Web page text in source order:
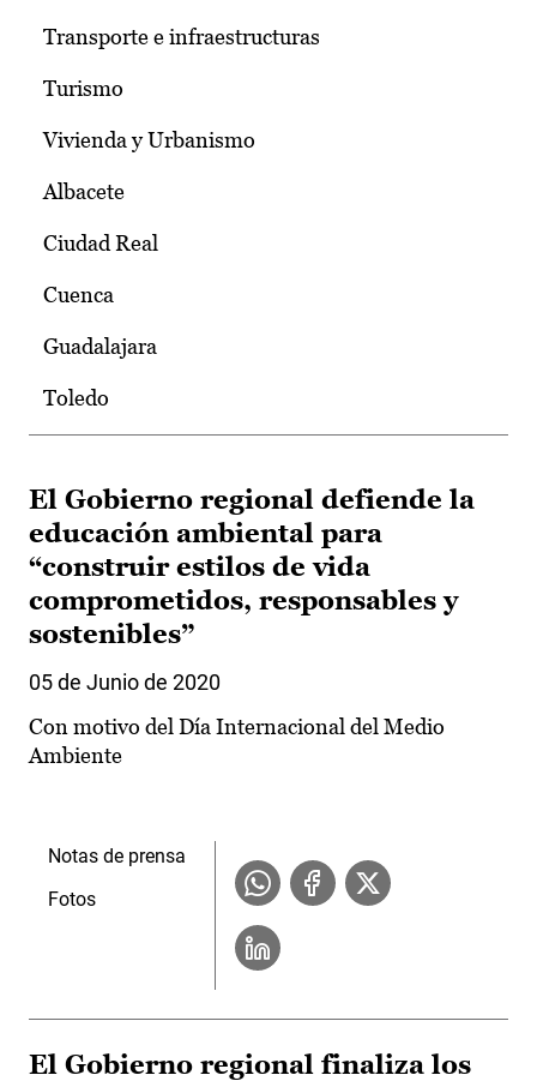
Transporte e infraestructuras
Turismo
Vivienda y Urbanismo
Albacete
Ciudad Real
Cuenca
Guadalajara
Toledo
El Gobierno regional defiende la
educación ambiental para
“construir estilos de vida
comprometidos, responsables y
sostenibles”
05 de Junio de 2020
Con motivo del Día Internacional del Medio
Ambiente
Notas de prensa
Fotos
El Gobierno regional finaliza los